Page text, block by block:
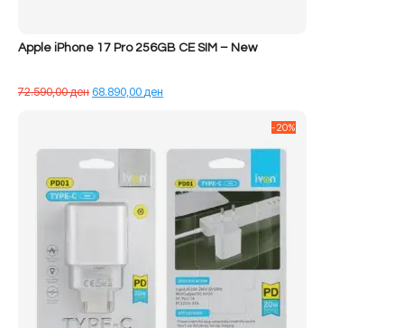
Apple iPhone 17 Pro 256GB CE SIM – New
72.590,00денÇmimi
68.890,00ден
68.890,00 ден.
-20%